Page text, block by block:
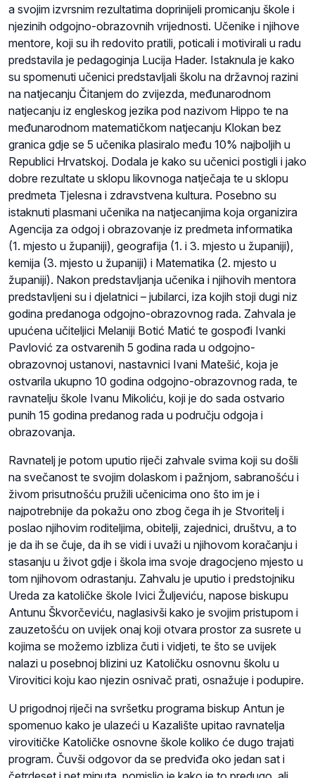
a svojim izvrsnim rezultatima doprinijeli promicanju škole i
njezinih odgojno-obrazovnih vrijednosti. Učenike i njihove
mentore, koji su ih redovito pratili, poticali i motivirali u radu
predstavila je pedagoginja Lucija Hader. Istaknula je kako
su spomenuti učenici predstavljali školu na državnoj razini
na natjecanju Čitanjem do zvijezda, međunarodnom
natjecanju iz engleskog jezika pod nazivom Hippo te na
međunarodnom matematičkom natjecanju Klokan bez
granica gdje se 5 učenika plasiralo među 10% najboljih u
Republici Hrvatskoj. Dodala je kako su učenici postigli i jako
dobre rezultate u sklopu likovnoga natječaja te u sklopu
predmeta Tjelesna i zdravstvena kultura. Posebno su
istaknuti plasmani učenika na natjecanjima koja organizira
Agencija za odgoj i obrazovanje iz predmeta informatika
(1. mjesto u županiji), geografija (1. i 3. mjesto u županiji),
kemija (3. mjesto u županiji) i Matematika (2. mjesto u
županiji). Nakon predstavljanja učenika i njihovih mentora
predstavljeni su i djelatnici – jubilarci, iza kojih stoji dugi niz
godina predanoga odgojno-obrazovnog rada. Zahvala je
upućena učiteljici Melaniji Botić Matić te gospođi Ivanki
Pavlović za ostvarenih 5 godina rada u odgojno-
obrazovnoj ustanovi, nastavnici Ivani Matešić, koja je
ostvarila ukupno 10 godina odgojno-obrazovnog rada, te
ravnatelju škole Ivanu Mikoliću, koji je do sada ostvario
punih 15 godina predanog rada u području odgoja i
obrazovanja.
Ravnatelj je potom uputio riječi zahvale svima koji su došli
na svečanost te svojim dolaskom i pažnjom, sabranošću i
živom prisutnošću pružili učenicima ono što im je i
najpotrebnije da pokažu ono zbog čega ih je Stvoritelj i
poslao njihovim roditeljima, obitelji, zajednici, društvu, a to
je da ih se čuje, da ih se vidi i uvaži u njihovom koračanju i
stasanju u život gdje i škola ima svoje dragocjeno mjesto u
tom njihovom odrastanju. Zahvalu je uputio i predstojniku
Ureda za katoličke škole Ivici Žuljeviću, napose biskupu
Antunu Škvorčeviću, naglasivši kako je svojim pristupom i
zauzetošću on uvijek onaj koji otvara prostor za susrete u
kojima se možemo izbliza čuti i vidjeti, te što se uvijek
nalazi u posebnoj blizini uz Katoličku osnovnu školu u
Virovitici koju kao njezin osnivač prati, osnažuje i podupire.
U prigodnoj riječi na svršetku programa biskup Antun je
spomenuo kako je ulazeći u Kazalište upitao ravnatelja
virovitičke Katoličke osnovne škole koliko će dugo trajati
program. Čuvši odgovor da se predviđa oko jedan sat i